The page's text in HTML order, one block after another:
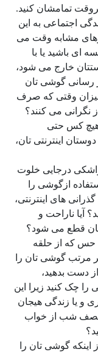
تمامشان کنید.
اجتماعی به این
مشابه وقت می
ای باشید یا با
خارج می شود،
رسانی گوشی تان
میزان وقتی که صرف
نگرانی می کنند؟
هیچ کس حتی
اینترنتی تان،
درجایی خلوت
ازگوشی را
های اینترنتی،
آیا ناراحت و
تان قطع می شود؟
حس که از حلقه
مرتب گوشی تان را
دست بدهید،
را چک کنید زیرا این
و یا زندگی هیجان
نصف شب از خواب
گوشی تان را